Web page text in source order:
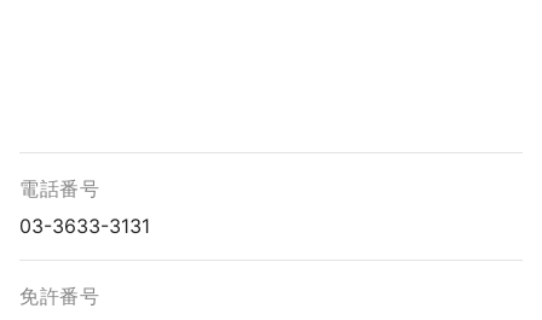
電話番号
03-3633-3131
免許番号